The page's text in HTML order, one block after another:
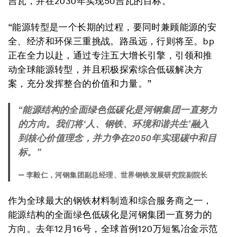
“能源转型是一个长期的过程，要同时兼顾能源的安
全、经济和环保三重挑战。路虽远，行则将至。bp
正在全力以赴，通过专注五大增长引擎，引领和推
动全球能源转型，并且积极探索综合低碳解决方
案，充分发挥整合的价值和力量。”
“能源结构的全面绿色低碳化是河钢集团一直努力
的方向。我们将‘人、钢铁、环境和谐共生’融入
到核心价值理念，并力争在2050年实现碳中和目
标。”
— 李毅仁，河钢集团副总经理、世界钢铁发展研究院副院长
作为全球最大的钢铁材料制造和综合服务商之一，
能源结构的全面绿色低碳化是河钢集团一直努力的
方向。去年12月16号，全球首例120万短氢冶金示范